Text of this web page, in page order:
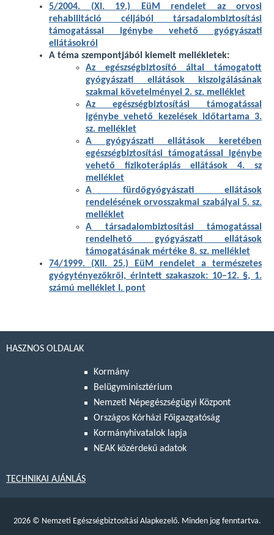
5/2004. (XI. 19.) EüM rendelet az orvosi
rehabilitáció céljából társadalombiztosítási
támogatással igénybe vehető gyógyászati
ellátásokról
A téma szempontjából kiemelt mellékletek:
Az egészségbiztosító által támogatott
gyógyászati ellátások kiszolgálásának
szakmai követelményei 2. sz. melléklet
Az egészségbiztosítási támogatással
igénybe vehető kezelések időtartama 3.
sz. melléklet
A gyógyászati ellátások keretében
egészségbiztosítási támogatással igénybe
vehető fizikoterápiás ellátások 4. sz
melléklet
A fürdőgyógyászati ellátások
rendelésének orvosszakmai szabályai 5. sz.
melléklet
A társadalombiztosítási támogatással
rendelhető gyógyászati ellátások
támogatásának mértéke 8. sz. melléklet
74/1999. (XII. 25.) EüM rendelet a természetes
gyógytényezőkről, érintett szakaszok: 10–12. §, 1.
számú melléklet I. pont
HASZNOS OLDALAK
Kormány
Belügyminisztérium
Nemzeti Népegészségügyi Központ
Országos Kórházi Főigazgatóság
Kormányhivatalok lapja
NEAK közérdekű adatok
TECHNIKAI AJÁNLÁS
2026 © Nemzeti Egészségbiztosítási Alapkezelő. Minden jog fenntartva.